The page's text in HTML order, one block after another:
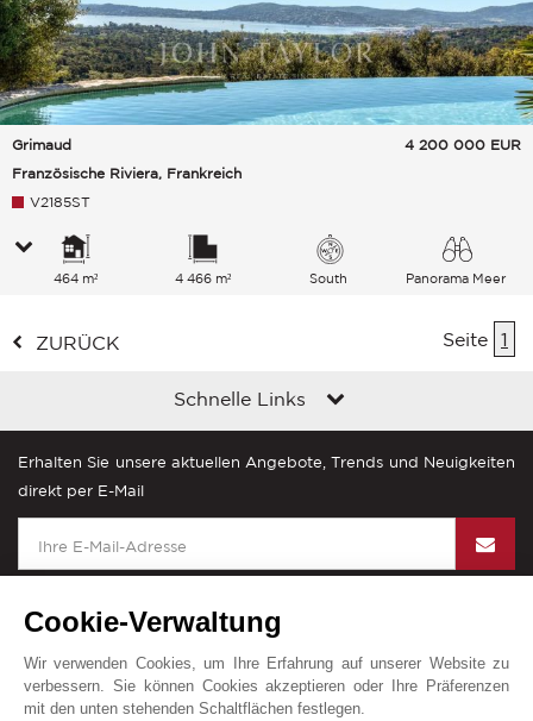
Grimaud
Französische Riviera, Frankreich
4 200 000 EUR
V2185ST
464 m² 4 466 m² South Panorama Meer
ZURÜCK Seite 1
Schnelle Links
Erhalten Sie unsere aktuellen Angebote, Trends und Neuigkeiten
direkt per E-Mail
John Taylor in der Welt
Cookie-Verwaltung
Wir verwenden Cookies, um Ihre Erfahrung auf unserer Website zu
verbessern. Sie können Cookies akzeptieren oder Ihre Präferenzen
mit den unten stehenden Schaltflächen festlegen.